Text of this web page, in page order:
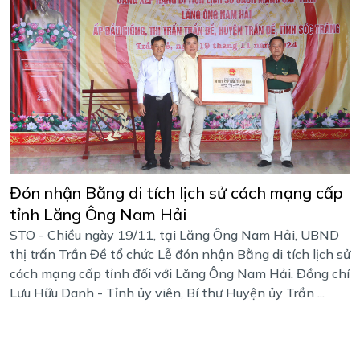
Đón nhận Bằng di tích lịch sử cách mạng cấp
tỉnh Lăng Ông Nam Hải
STO - Chiều ngày 19/11, tại Lăng Ông Nam Hải, UBND
thị trấn Trần Đề tổ chức Lễ đón nhận Bằng di tích lịch sử
cách mạng cấp tỉnh đối với Lăng Ông Nam Hải. Đồng chí
Lưu Hữu Danh - Tỉnh ủy viên, Bí thư Huyện ủy Trần ...